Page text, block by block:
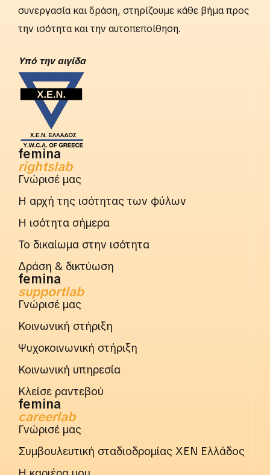
συνεργασία και δράση, στηρίζουμε κάθε βήμα προς
την ισότητα και την αυτοπεποίθηση.
Yπό την αιγίδα
femina
rightslab
Γνώρισέ μας
Η αρχή της ισότητας των φύλων
Η ισότητα σήμερα
Το δικαίωμα στην ισότητα
Δράση & δικτύωση
femina
supportlab
Γνώρισέ μας
Κοινωνική στήριξη
Ψυχοκοινωνική στήριξη
Κοινωνική υπηρεσία
Κλείσε ραντεβού
femina
careerlab
Γνώρισέ μας
Συμβουλευτική σταδιοδρομίας ΧΕΝ Ελλάδος